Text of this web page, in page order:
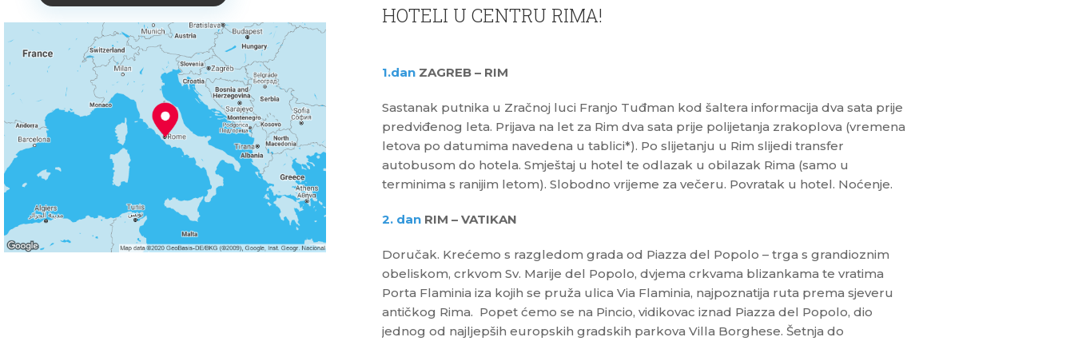
HOTELI U CENTRU RIMA!
1.dan ZAGREB – RIM
Sastanak putnika u Zračnoj luci Franjo Tuđman kod šaltera informacija dva sata prije
predviđenog leta. Prijava na let za Rim dva sata prije polijetanja zrakoplova (vremena
letova po datumima navedena u tablici*). Po slijetanju u Rim slijedi transfer
autobusom do hotela. Smještaj u hotel te odlazak u obilazak Rima (samo u
terminima s ranijim letom). Slobodno vrijeme za večeru. Povratak u hotel. Noćenje.
2. danRIM – VATIKAN
Doručak. Krećemo s razgledom grada od Piazza del Popolo – trga s grandioznim
obeliskom, crkvom Sv. Marije del Popolo, dvjema crkvama blizankama te vratima
Porta Flaminia iza kojih se pruža ulica Via Flaminia, najpoznatija ruta prema sjeveru
antičkog Rima. Popet ćemo se na Pincio, vidikovac iznad Piazza del Popolo, dio
jednog od najljepših europskih gradskih parkova Villa Borghese. Šetnja do